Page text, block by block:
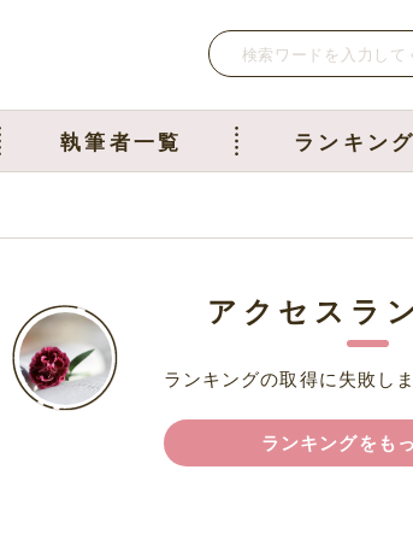
執筆者一覧 ランキング
アクセスラ
ランキングの取得に失敗しま
ランキングをも